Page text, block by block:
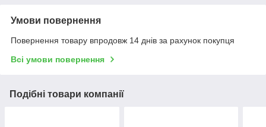
Умови повернення
Повернення товару впродовж 14 днів за рахунок покупця
Всі умови повернення
Подібні товари компанії